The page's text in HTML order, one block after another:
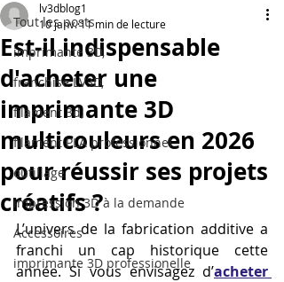
Tout les posts
imprimante 3D,
franchise LV3D,
filament 3d,
filament PLA professionnel
outillage
impression 3D à la demande
Accessoires
imprimante 3D professionelle
Est-il indispensable
d'acheter une
imprimante 3D
multicouleurs en 2026
pour réussir ses projets
créatifs ?
lv3dblog1
10 janv.11 min de lecture
L’univers de la fabrication additive a
franchi un cap historique cette
année. Si vous envisagez d’acheter